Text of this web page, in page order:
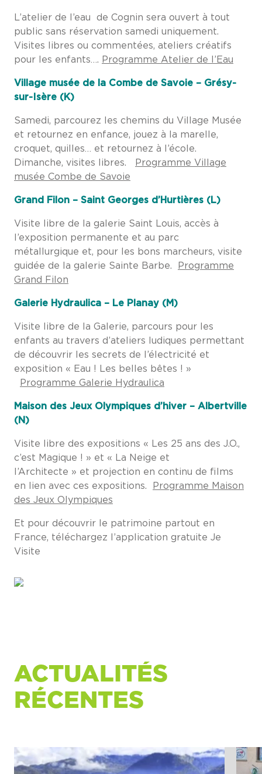
L’atelier de l’eau de Cognin sera ouvert à tout
public sans réservation samedi uniquement.
Visites libres ou commentées, ateliers créatifs
pour les enfants…. Programme Atelier de l’Eau
Village musée de la Combe de Savoie – Grésy-
sur-Isère (K)
Samedi, parcourez les chemins du Village Musée
et retournez en enfance, jouez à la marelle,
croquet, quilles… et retournez à l’école.
Dimanche, visites libres.
Programme Village
musée Combe de Savoie
Grand Filon – Saint Georges d’Hurtières (L)
Visite libre de la galerie Saint Louis, accès à
l’exposition permanente et au parc
métallurgique et, pour les bons marcheurs, visite
guidée de la galerie Sainte Barbe.
Programme
Grand Filon
Galerie Hydraulica – Le Planay (M)
Visite libre de la Galerie, parcours pour les
enfants au travers d’ateliers ludiques permettant
de découvrir les secrets de l’électricité et
exposition « Eau ! Les belles bêtes ! »
Programme Galerie Hydraulica
Maison des Jeux Olympiques d’hiver – Albertville
(N)
Visite libre des expositions « Les 25 ans des J.O.,
c’est Magique ! » et « La Neige et
l’Architecte » et projection en continu de films
en lien avec ces expositions.
Programme Maison
des Jeux Olympiques
Et pour découvrir le patrimoine partout en
France, téléchargez l’application gratuite Je
Visite
ACTUALITÉS
RÉCENTES